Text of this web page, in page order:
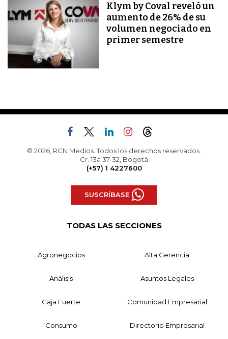
Klym by Coval reveló un
aumento de 26% de su
volumen negociado en
primer semestre
© 2026, RCN Medios. Todos los derechos reservados.
Cr. 13a 37-32, Bogotá
(+57) 1 4227600
SUSCRÍBASE
TODAS LAS SECCIONES
Agronegocios Alta Gerencia
Análisis Asuntos Legales
Caja Fuerte Comunidad Empresarial
Consumo Directorio Empresarial